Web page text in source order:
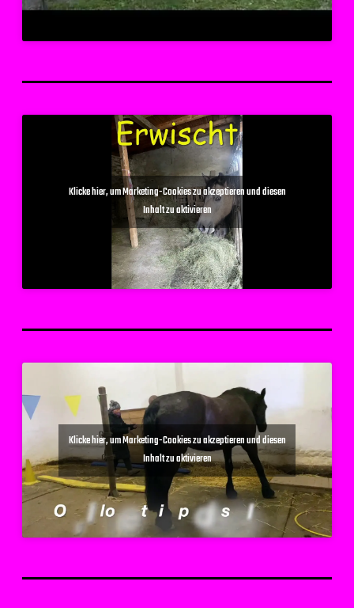
Klicke hier, um Marketing-Cookies zu akzeptieren und diesen
Inhalt zu aktivieren
Klicke hier, um Marketing-Cookies zu akzeptieren und diesen
Inhalt zu aktivieren